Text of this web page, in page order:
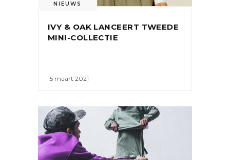
NIEUWS
IVY & OAK LANCEERT TWEEDE
MINI-COLLECTIE
15 maart 2021